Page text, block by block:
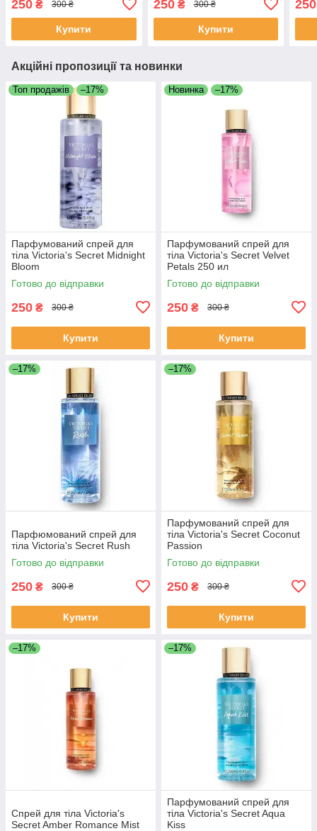
250 ₴ 300 ₴
Купити
250₴ 300 ₴
Купити
250
Акційні пропозиції та новинки
Топ продажів –17%
Парфумований спрей для
тіла Victoria's Secret Midnight
Bloom
Готово до відправки
250 ₴ 300 ₴
Купити
Новинка –17%
Парфумований спрей для
тіла Victoria's Secret Velvet
Petals 250 ил
Готово до відправки
250 ₴ 300 ₴
Купити
–17%
Парфюмований спрей для
тіла Victoria's Secret Rush
Готово до відправки
250 ₴ 300 ₴
Купити
–17%
Парфумований спрей для
тіла Victoria's Secret Coconut
Passion
Готово до відправки
250 ₴ 300 ₴
Купити
–17%
Спрей для тіла Victoria's
Secret Amber Romance Mist
–17%
Парфумований спрей для
тіла Victoria's Secret Aqua
Kiss